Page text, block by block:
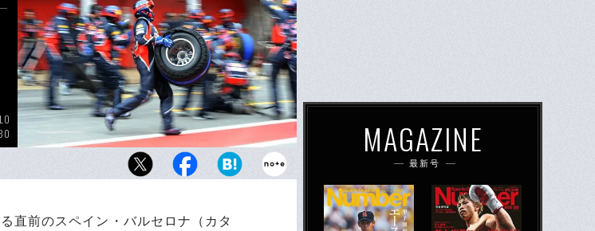
合同テストでのレッドブルのピットクルー。タイヤを巡る
直前のスペイン・バルセロナ（カタ
MAGAZINE
最新号